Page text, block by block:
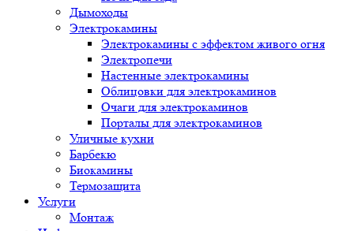
Дымоходы
Электрокамины
Электрокамины с эффектом живого огня
Электропечи
Настенные электрокамины
Облицовки для электрокаминов
Очаги для электрокаминов
Порталы для электрокаминов
Уличные кухни
Барбекю
Биокамины
Термозащита
Услуги
Монтаж